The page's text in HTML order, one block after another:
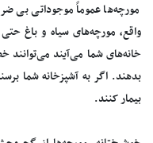
مورچه‌ها عموماً موجوداتی بی
واقع، مورچه‌های سیاه و باغ
خانه‌های شما می‌آیند می‌توانند
بدهند. اگر به آشپزخانه شما
بیمار کنند.